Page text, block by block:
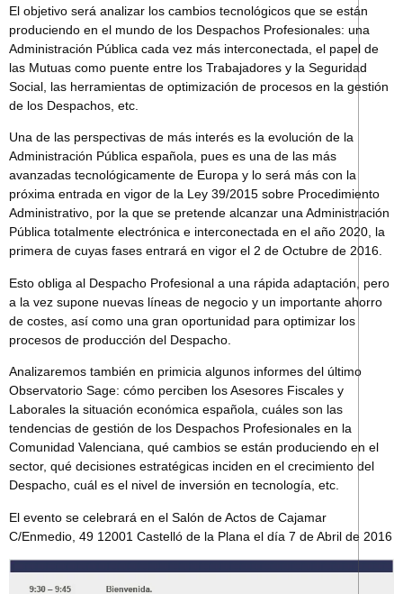
El objetivo será analizar los cambios tecnológicos que se están
produciendo en el mundo de los Despachos Profesionales: una
Administración Pública cada vez más interconectada, el papel de
las Mutuas como puente entre los Trabajadores y la Seguridad
Social, las herramientas de optimización de procesos en la gestión
de los Despachos, etc.
Una de las perspectivas de más interés es la evolución de la
Administración Pública española, pues es una de las más
avanzadas tecnológicamente de Europa y lo será más con la
próxima entrada en vigor de la Ley 39/2015 sobre Procedimiento
Administrativo, por la que se pretende alcanzar una Administración
Pública totalmente electrónica e interconectada en el año 2020, la
primera de cuyas fases entrará en vigor el 2 de Octubre de 2016.
Esto obliga al Despacho Profesional a una rápida adaptación, pero
a la vez supone nuevas líneas de negocio y un importante ahorro
de costes, así como una gran oportunidad para optimizar los
procesos de producción del Despacho.
Analizaremos también en primicia algunos informes del último
Observatorio Sage: cómo perciben los Asesores Fiscales y
Laborales la situación económica española, cuáles son las
tendencias de gestión de los Despachos Profesionales en la
Comunidad Valenciana, qué cambios se están produciendo en el
sector, qué decisiones estratégicas inciden en el crecimiento del
Despacho, cuál es el nivel de inversión en tecnología, etc.
El evento se celebrará en el Salón de Actos de Cajamar
C/Enmedio, 49 12001 Castelló de la Plana el día 7 de Abril de 2016